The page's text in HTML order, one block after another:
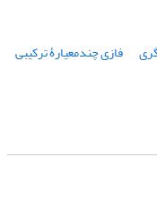
فازی چندمعیارۀ ترکیبی